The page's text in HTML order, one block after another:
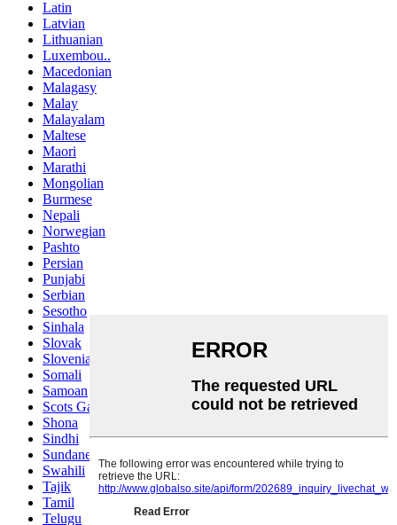
Latin
Latvian
Lithuanian
Luxembou..
Macedonian
Malagasy
Malay
Malayalam
Maltese
Maori
Marathi
Mongolian
Burmese
Nepali
Norwegian
Pashto
Persian
Punjabi
Serbian
Sesotho
Sinhala
Slovak
Slovenian
Somali
Samoan
Scots Gaelic
Shona
Sindhi
Sundanese
Swahili
Tajik
Tamil
Telugu